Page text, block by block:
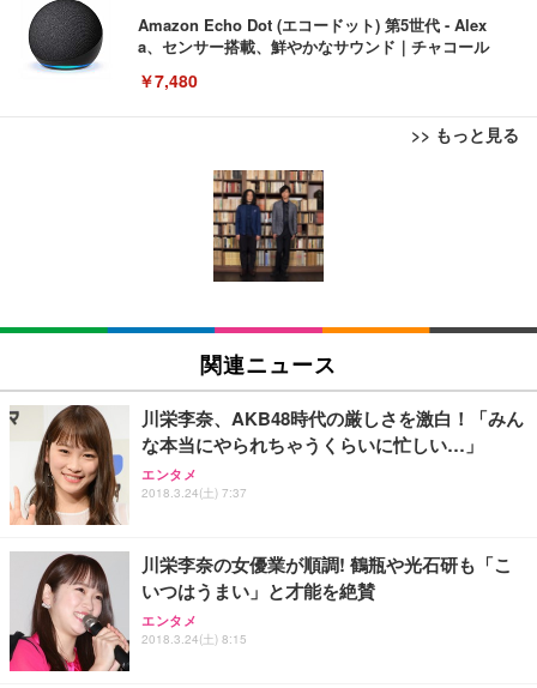
Amazon Echo Dot (エコードット) 第5世代 - Alex
a、センサー搭載、鮮やかなサウンド｜チャコール
￥7,480
>> もっと見る
[EdoErgo] オフィスチェア 椅子 テレワーク 疲れな
い 跳ね上げ式アームレスト コンパクト 約105度ロッ
キング pc 事務椅子 360度回転 座面昇降 強化ナイロ
ン樹脂ベース 通気性メッシュ 在宅ワーク H-WY01
(黒網+黒枠+黒足)
SIHOO B100 オフィスチェア／デスクチェア メッシ
ュチェア 人間工学 疲れない ブラック
￥27,999
Sezlife オフィスチェア デスクチェア 疲れない テレ
ワーク チェア 強化バックレスト 30度ロッキング機
能 人間工学 椅子 腰サポート 90度跳ね上げ式アーム
務用 おしゃれ パソコンチェア (ブラック)
Sezlife オフィスチェア デスクチェア 疲れない テレ
ワーク チェア 強化バックレスト 30度ロッキング機
能 人間工学 椅子 腰サポート 90度跳ね上げ式アーム
EIZO ビジネス向けプレミアムモニター | FlexScan
EV3240X-WT | 31.5型4K UHD・USB Type-C・ホワ
￥105,595
EIZO ビジネス向けプレミアムモニター | FlexScan
￥109,572
【純正品】27"ゲーミングモニター DualSense 充電
フック付き（CFI-ZDM1J）
【整備済み品】Dell E2724HS 27インチ 液晶モニタ
ー フルHD（1920×1080）VA 非光沢 HDMI/DisplayP
ort/VGA スピーカー内蔵 高さ調整 スイベル VESA対
Amazonベーシック ペットシーツ 薄型 レギュラー 1
回使い捨て 無香料 ホワイト 300枚
Amazonベーシック ペットシーツ 厚型 ワイド 42枚
x2袋(84枚) ホワイト(吸収面:ライトブルー)
￥3,234
ネオ・ルーライフ ネオ・オムツ L 中型犬用 26枚入
り 単品
Smart Basic(スマートベーシック) 【Amazon.co.jp
限定】 Smart Basic アイリスオーヤマ ペットシーツ
超厚型 お徳用 ワイド 100枚入 (x 1) (ケース販売)
関連ニュース
川栄李奈、AKB48時代の厳しさを激白！「みん
な本当にやられちゃうくらいに忙しい…」
エンタメ
2018.3.24(土) 7:37
川栄李奈の女優業が順調! 鶴瓶や光石研も「こ
いつはうまい」と才能を絶賛
エンタメ
2018.3.24(土) 8:15